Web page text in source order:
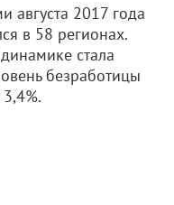
августа 2017 года
в 58 регионах.
стала
безработицы